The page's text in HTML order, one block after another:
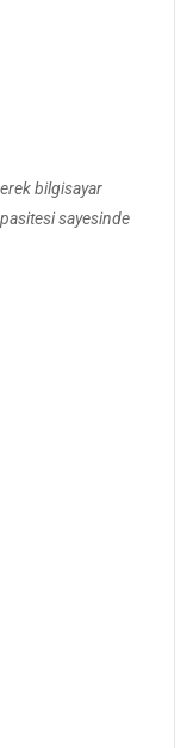
bilgisayar
sayesinde